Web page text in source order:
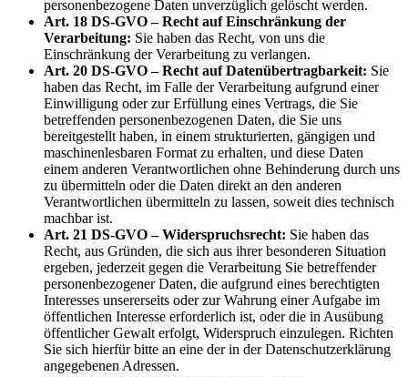
personenbezogene Daten unverzüglich gelöscht werden.
Art. 18 DS-GVO – Recht auf Einschränkung der
Verarbeitung: Sie haben das Recht, von uns die
Einschränkung der Verarbeitung zu verlangen.
Art. 20 DS-GVO – Recht auf Datenübertragbarkeit: Sie
haben das Recht, im Falle der Verarbeitung aufgrund einer
Einwilligung oder zur Erfüllung eines Vertrags, die Sie
betreffenden personenbezogenen Daten, die Sie uns
bereitgestellt haben, in einem strukturierten, gängigen und
maschinenlesbaren Format zu erhalten, und diese Daten
einem anderen Verantwortlichen ohne Behinderung durch uns
zu übermitteln oder die Daten direkt an den anderen
Verantwortlichen übermitteln zu lassen, soweit dies technisch
machbar ist.
Art. 21 DS-GVO – Widerspruchsrecht: Sie haben das
Recht, aus Gründen, die sich aus ihrer besonderen Situation
ergeben, jederzeit gegen die Verarbeitung Sie betreffender
personenbezogener Daten, die aufgrund eines berechtigten
Interesses unsererseits oder zur Wahrung einer Aufgabe im
öffentlichen Interesse erforderlich ist, oder die in Ausübung
öffentlicher Gewalt erfolgt, Widerspruch einzulegen. Richten
Sie sich hierfür bitte an eine der in der Datenschutzerklärung
angegebenen Adressen.